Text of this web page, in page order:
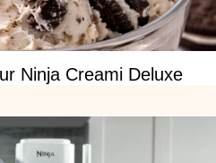
Ninja Creami Deluxe